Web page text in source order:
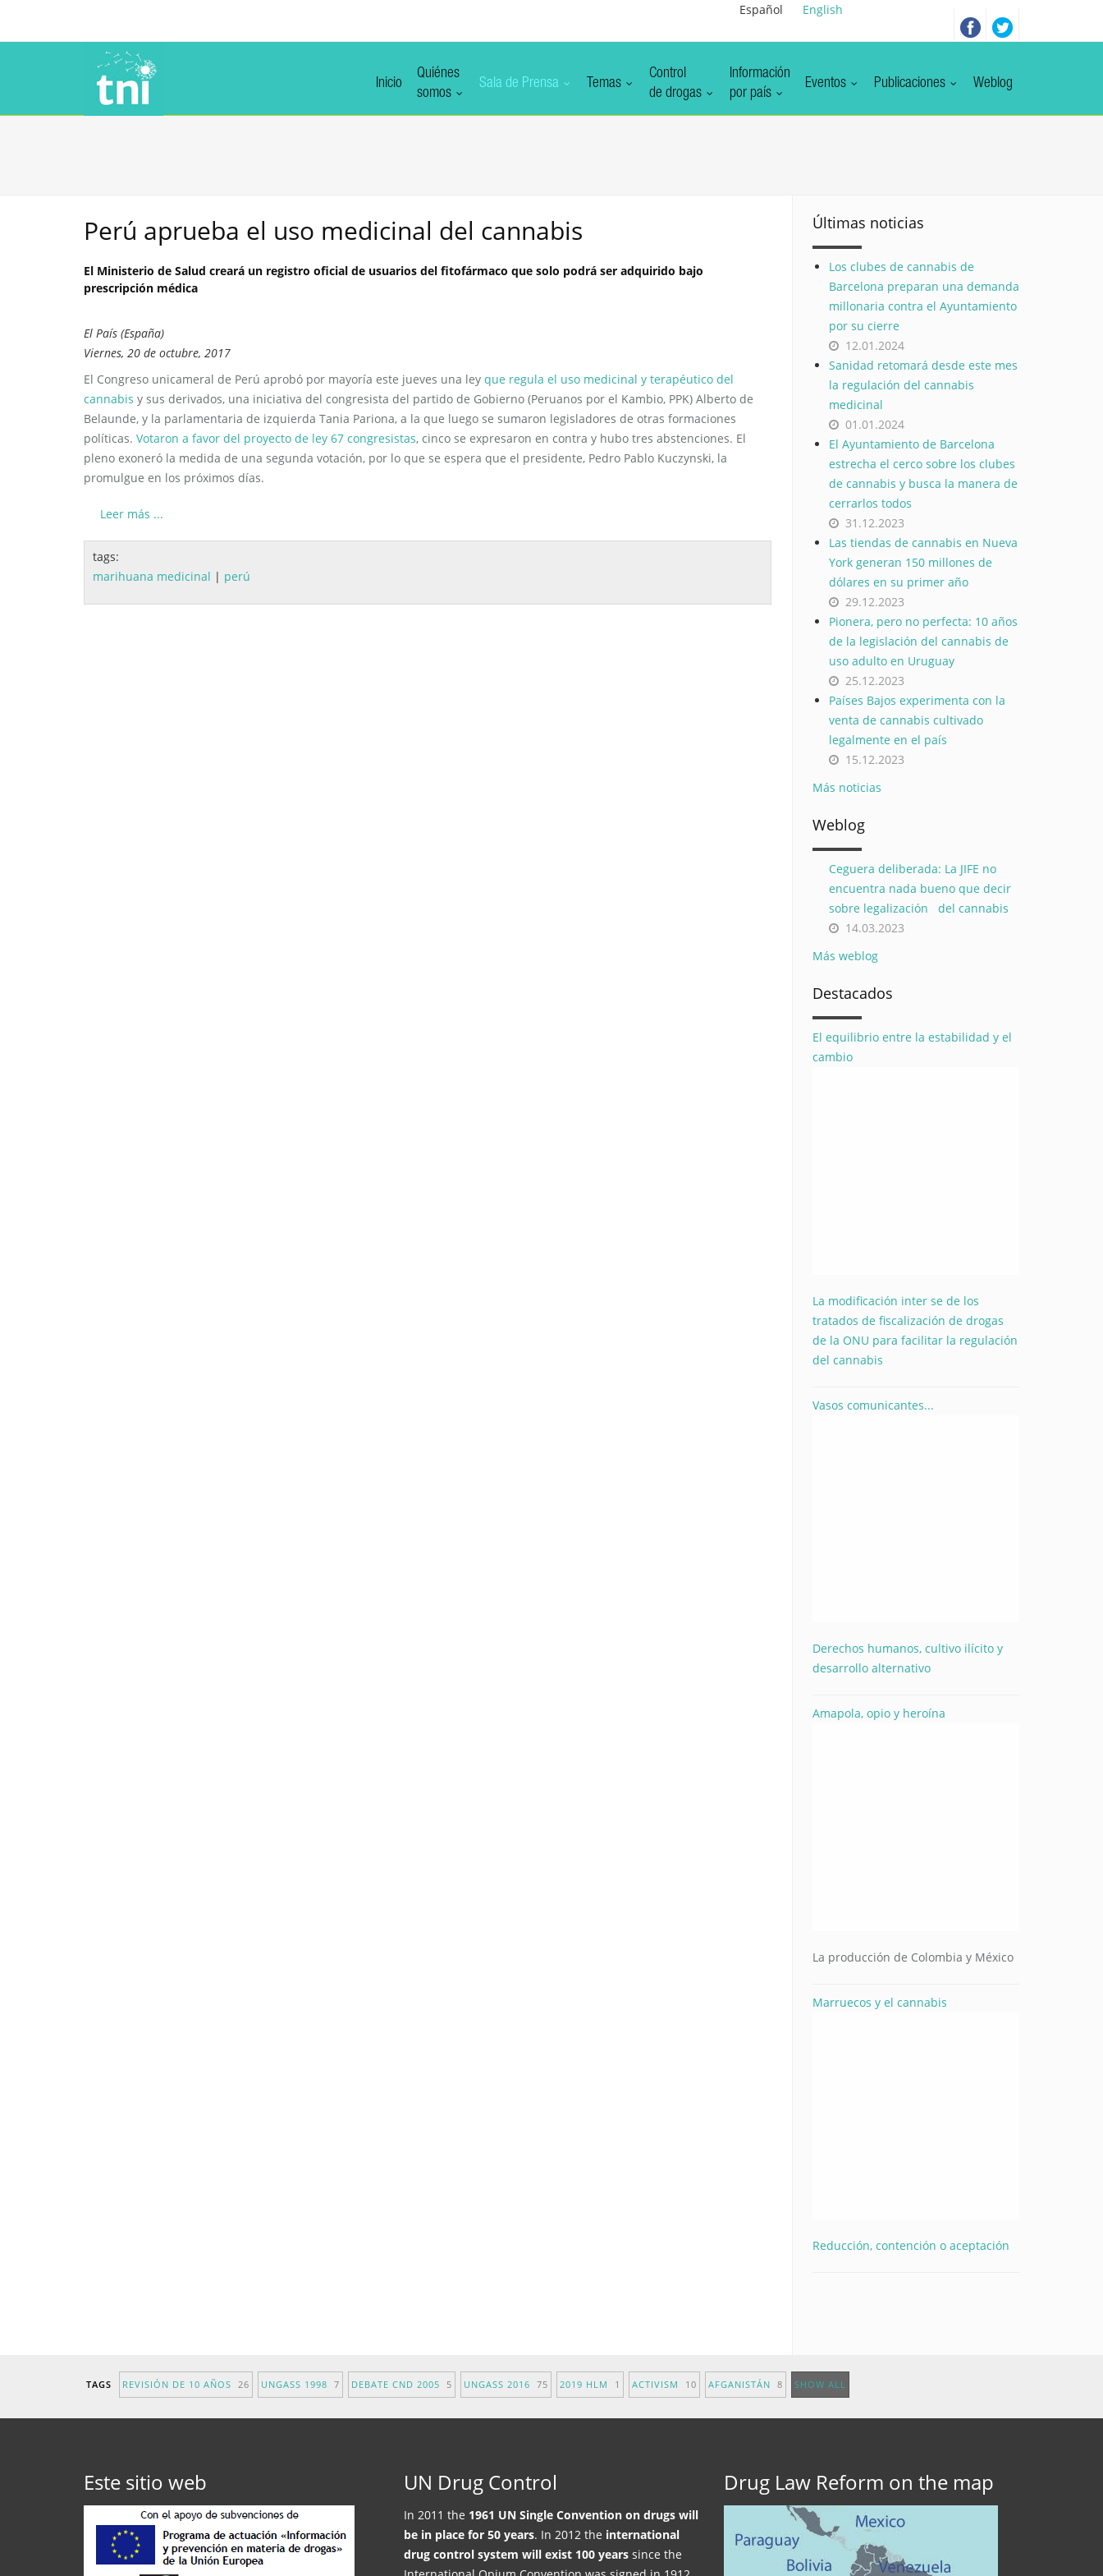
Español English
Inicio
Quiénes
somos
Sala de Prensa Temas
Control
de drogas
Información
por país
Eventos Publicaciones Weblog
Perú aprueba el uso medicinal del cannabis
El Ministerio de Salud creará un registro oficial de usuarios del fitofármaco que solo podrá ser adquirido bajo
prescripción médica
El País (España)
Viernes, 20 de octubre, 2017
El Congreso unicameral de Perú aprobó por mayoría este jueves una ley que regula el uso medicinal y terapéutico del
cannabis y sus derivados, una iniciativa del congresista del partido de Gobierno (Peruanos por el Kambio, PPK) Alberto de
Belaunde, y la parlamentaria de izquierda Tania Pariona, a la que luego se sumaron legisladores de otras formaciones
políticas. Votaron a favor del proyecto de ley 67 congresistas, cinco se expresaron en contra y hubo tres abstenciones. El
pleno exoneró la medida de una segunda votación, por lo que se espera que el presidente, Pedro Pablo Kuczynski, la
promulgue en los próximos días.
Leer más ...
tags:
marihuana medicinal | perú
Últimas noticias
Los clubes de cannabis de
Barcelona preparan una demanda
millonaria contra el Ayuntamiento
por su cierre
12.01.2024
Sanidad retomará desde este mes
la regulación del cannabis
medicinal
01.01.2024
El Ayuntamiento de Barcelona
estrecha el cerco sobre los clubes
de cannabis y busca la manera de
cerrarlos todos
31.12.2023
Las tiendas de cannabis en Nueva
York generan 150 millones de
dólares en su primer año
29.12.2023
Pionera, pero no perfecta: 10 años
de la legislación del cannabis de
uso adulto en Uruguay
25.12.2023
Países Bajos experimenta con la
venta de cannabis cultivado
legalmente en el país
15.12.2023
Más noticias
Weblog
Ceguera deliberada: La JIFE no
encuentra nada bueno que decir
sobre legalización del cannabis
14.03.2023
Más weblog
Destacados
El equilibrio entre la estabilidad y el
cambio
La modificación inter se de los
tratados de fiscalización de drogas
de la ONU para facilitar la regulación
del cannabis
Vasos comunicantes...
Derechos humanos, cultivo ilícito y
desarrollo alternativo
Amapola, opio y heroína
La producción de Colombia y México
Marruecos y el cannabis
Reducción, contención o aceptación
TAGS REVISIÓN DE 10 AÑOS 26 UNGASS 1998 7 DEBATE CND 2005 5 UNGASS 2016 75 2019 HLM 1 ACTIVISM 10 AFGANISTÁN 8 SHOW ALL
Este sitio web UN Drug Control
In 2011 the 1961 UN Single Convention on drugs will
be in place for 50 years. In 2012 the international
drug control system will exist 100 years since the
Drug Law Reform on the map